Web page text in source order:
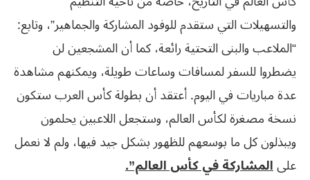
والتسهيلات التي ستقدم للوفود المشاركة والجماهير”، وتابع:
“الملاعب والبنى التحتية رائعة، كما أن المشجعين لن
يضطروا للسفر لمسافات وساعات طويلة، ويمكنهم مشاهدة
عدة مباريات في اليوم. أعتقد أن بطولة كأس العرب ستكون
نسخة مصغرة لكأس العالم، وستجعل اللاعبين يحلمون
ويبذلون كل ما بوسعهم للظهور بشكل جيد فيها، ولم لا نعمل
علىالمشاركة في كأس العالم”.